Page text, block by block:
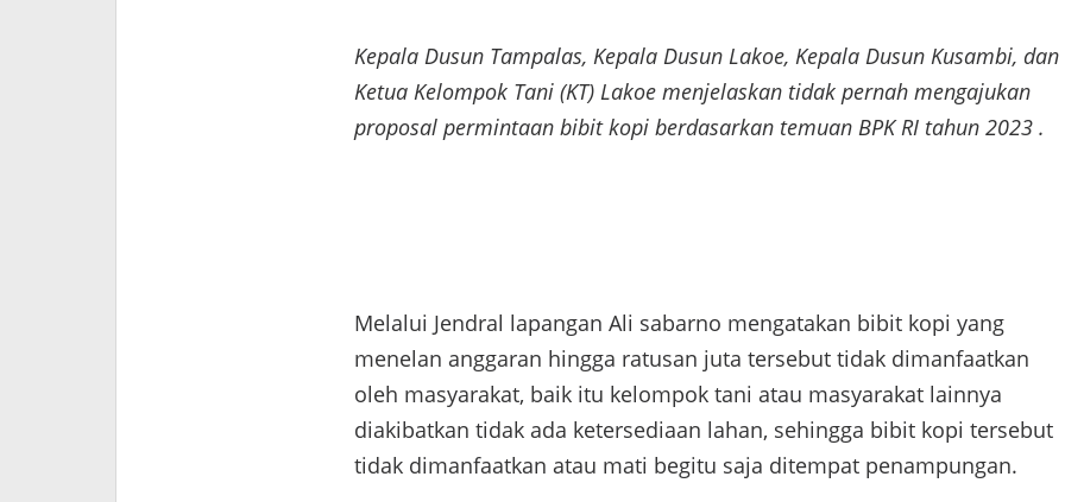
Kepala Dusun Tampalas, Kepala Dusun Lakoe, Kepala Dusun Kusambi, dan
Ketua Kelompok Tani (KT) Lakoe menjelaskan tidak pernah mengajukan
proposal permintaan bibit kopi berdasarkan temuan BPK RI tahun 2023 .
Melalui Jendral lapangan Ali sabarno mengatakan bibit kopi yang
menelan anggaran hingga ratusan juta tersebut tidak dimanfaatkan
oleh masyarakat, baik itu kelompok tani atau masyarakat lainnya
diakibatkan tidak ada ketersediaan lahan, sehingga bibit kopi tersebut
tidak dimanfaatkan atau mati begitu saja ditempat penampungan.